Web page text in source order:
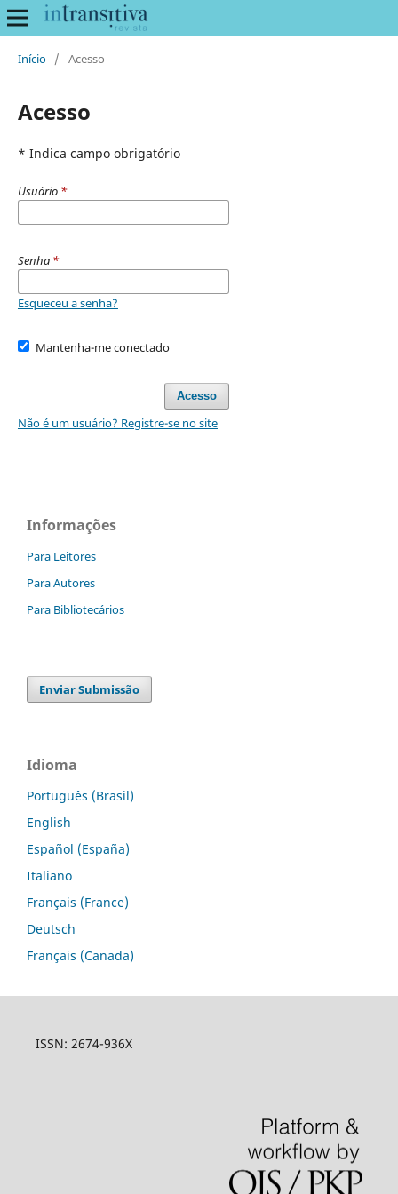
Início / Acesso
Acesso
* Indica campo obrigatório
Usuário *
Senha *
Esqueceu a senha?
Mantenha-me conectado
Acesso
Não é um usuário? Registre-se no site
Informações
Para Leitores
Para Autores
Para Bibliotecários
Enviar Submissão
Idioma
Português (Brasil)
English
Español (España)
Italiano
Français (France)
Deutsch
Français (Canada)
ISSN: 2674-936X